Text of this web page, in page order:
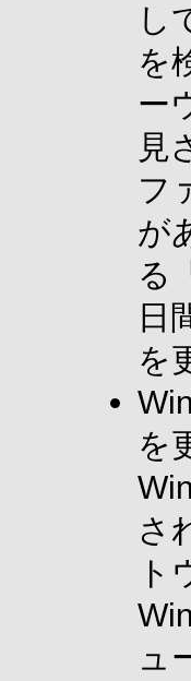
し
を
ー
見
フ
が
る
日
を
を
さ
ト
ュ